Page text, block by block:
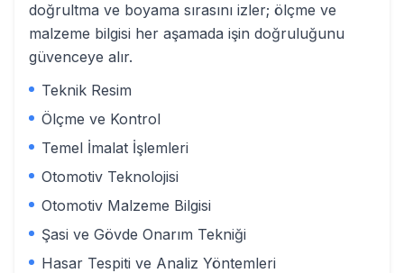
doğrultma ve boyama sırasını izler; ölçme ve
malzeme bilgisi her aşamada işin doğruluğunu
güvenceye alır.
Teknik Resim
Ölçme ve Kontrol
Temel İmalat İşlemleri
Otomotiv Teknolojisi
Otomotiv Malzeme Bilgisi
Şasi ve Gövde Onarım Tekniği
Hasar Tespiti ve Analiz Yöntemleri